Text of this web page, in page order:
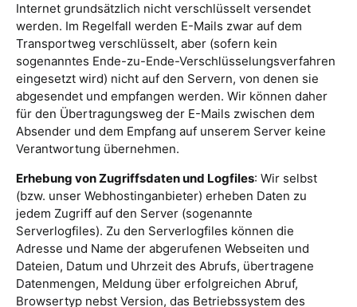
Internet grundsätzlich nicht verschlüsselt versendet
werden. Im Regelfall werden E-Mails zwar auf dem
Transportweg verschlüsselt, aber (sofern kein
sogenanntes Ende-zu-Ende-Verschlüsselungsverfahren
eingesetzt wird) nicht auf den Servern, von denen sie
abgesendet und empfangen werden. Wir können daher
für den Übertragungsweg der E-Mails zwischen dem
Absender und dem Empfang auf unserem Server keine
Verantwortung übernehmen.
Erhebung von Zugriffsdaten und Logfiles: Wir selbst
(bzw. unser Webhostinganbieter) erheben Daten zu
jedem Zugriff auf den Server (sogenannte
Serverlogfiles). Zu den Serverlogfiles können die
Adresse und Name der abgerufenen Webseiten und
Dateien, Datum und Uhrzeit des Abrufs, übertragene
Datenmengen, Meldung über erfolgreichen Abruf,
Browsertyp nebst Version, das Betriebssystem des